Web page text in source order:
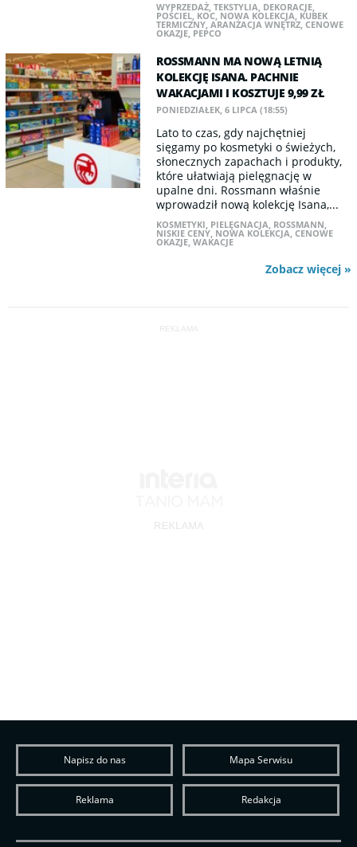
WYPRZEDAŻ,TEKSTYLIA, DEKORACJE,
POŚCIEL, KOC, NOWA KOLEKCJA, KUBEK
TERMICZNY,ARANŻACJA WNĘTRZ,CENOWE
OKAZJE, PEPCO
ROSSMANN MA NOWĄ LETNIĄ
KOLEKCJĘ ISANA. PACHNIE
WAKACJAMI I KOSZTUJE 9,99 ZŁ
PONIEDZIAŁEK, 6 LIPCA (18:55)
Lato to czas, gdy najchętniej
sięgamy po kosmetyki o świeżych,
słonecznych zapachach i produkty,
które ułatwiają pielęgnację w
upalne dni. Rossmann właśnie
wprowadził nową kolekcję Isana,...
KOSMETYKI, PIELĘGNACJA, ROSSMANN,
NISKIE CENY, NOWA KOLEKCJA,CENOWE
OKAZJE,WAKACJE
Zobacz więcej »
REKLAMA
Napisz do nas Mapa Serwisu
Reklama Redakcja